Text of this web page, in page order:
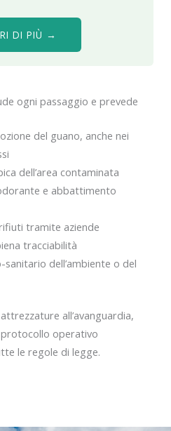
ogni passaggio e prevede
del guano, anche nei
dell’area contaminata
e abbattimento
tramite aziende
tracciabilità
sanitario dell’ambiente o del
all’avanguardia,
operativo
le regole di legge.
DI PIÙ →